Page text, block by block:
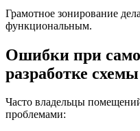
Грамотное зонирование
функциональным.
Ошибки при
разработке схемы
Часто владельцы
проблемами: